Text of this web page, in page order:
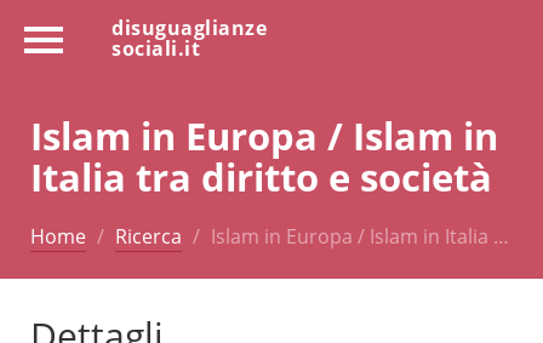
disuguaglianze
sociali.it
Islam in Europa / Islam in
Italia tra diritto e società
Home Ricerca Islam in Europa / Islam in Italia …